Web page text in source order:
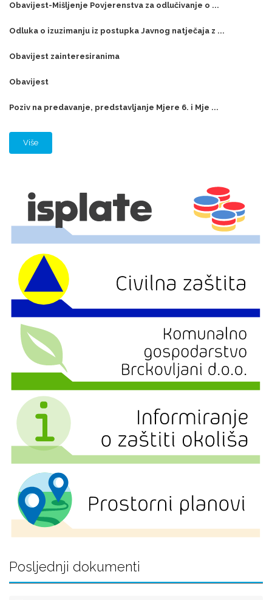
Obavijest-Mišljenje Povjerenstva za odlučivanje o ...
Odluka o izuzimanju iz postupka Javnog natječaja z ...
Obavijest zainteresiranima
Obavijest
Poziv na predavanje, predstavljanje Mjere 6. i Mje ...
Više
Posljednji dokumenti